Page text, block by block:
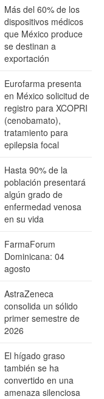
Más del 60% de los
dispositivos médicos
que México produce
se destinan a
exportación
Eurofarma presenta
en México solicitud de
registro para XCOPRI
(cenobamato),
tratamiento para
epilepsia focal
Hasta 90% de la
población presentará
algún grado de
enfermedad venosa
en su vida
FarmaForum
Dominicana: 04
agosto
AstraZeneca
consolida un sólido
primer semestre de
2026
El hígado graso
también se ha
convertido en una
amenaza silenciosa